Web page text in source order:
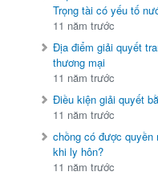
Trọng tài có yếu tố
11 năm trước
Địa điểm giải quyết
thương mại
11 năm trước
Điều kiện giải quyết
11 năm trước
chồng có được
khi ly hôn?
11 năm trước